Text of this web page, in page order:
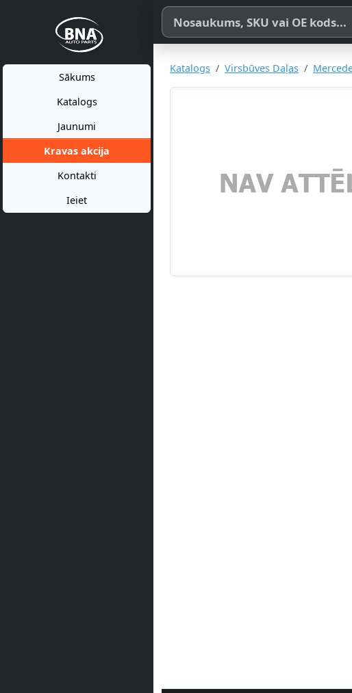
Sākums
Katalogs
Jaunumi
Kravas akcija
Kontakti
Ieiet
Meklēt pēc produkta nosaukuma, SKU vai
Katalogs Virsbūves Daļas